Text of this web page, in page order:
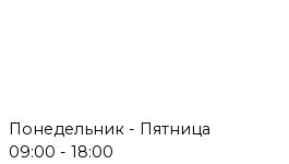
Понедельник - Пятница
09:00 - 18:00